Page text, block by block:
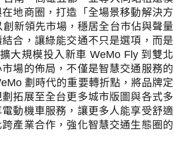
地商圈，打造「全場景移動解決方
新領先市場，穩居全台市佔與聲量
合，讓綠能交通不只是選項，而是
大規模投入新車 WeMo Fly 到雙北
場的佈局，不僅是智慧交通服務的
劃時代的重要轉折點，將品牌定
拓展至全台更多城市版圖與各式多
動機車服務，讓更多人能享受舒適
產業合作，強化智慧交通生態圈的